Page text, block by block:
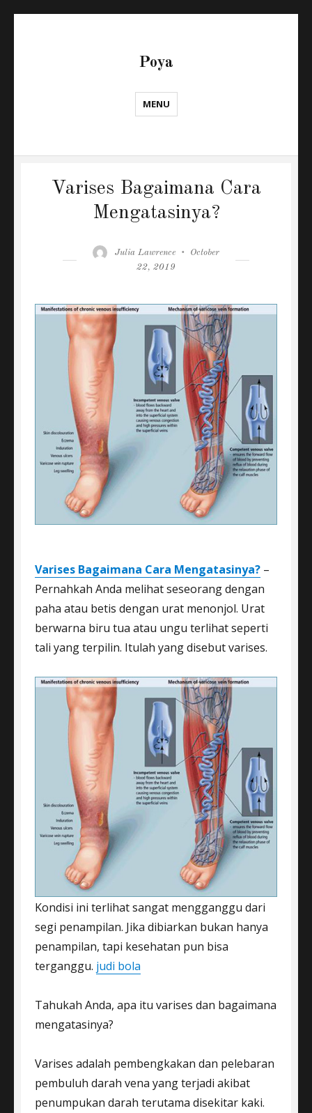
Poya
MENU
Varises Bagaimana Cara
Mengatasinya?
Author
Julia Lawrence
Posted
October
22, 2019
Varises Bagaimana Cara Mengatasinya? –
Pernahkah Anda melihat seseorang dengan
paha atau betis dengan urat menonjol. Urat
berwarna biru tua atau ungu terlihat seperti
tali yang terpilin. Itulah yang disebut varises.
Kondisi ini terlihat sangat mengganggu dari
segi penampilan. Jika dibiarkan bukan hanya
penampilan, tapi kesehatan pun bisa
terganggu. judi bola
Tahukah Anda, apa itu varises dan bagaimana
mengatasinya?
Varises adalah pembengkakan dan pelebaran
pembuluh darah vena yang terjadi akibat
penumpukan darah terutama disekitar kaki.